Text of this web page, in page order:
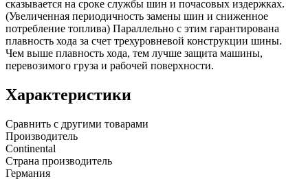
сказывается на сроке службы шин и почасовых издержках.
(Увеличенная периодичность замены шин и сниженное
потребление топлива) Параллельно с этим гарантирована
плавность хода за счет трехуровневой конструкции шины.
Чем выше плавность хода, тем лучше защита машины,
перевозимого груза и рабочей поверхности.
Характеристики
Сравнить с другими товарами
Производитель
Continental
Страна производитель
Германия